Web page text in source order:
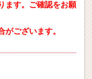
ます。ご確認をお願
ございます。